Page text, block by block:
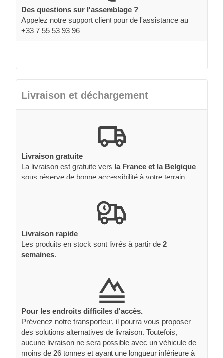
Des questions sur l'assemblage ?
Appelez notre support client pour de l'assistance au
+33 7 55 53 93 96
Livraison et déchargement
Livraison gratuite
La livraison est gratuite vers la France et la Belgique
sous réserve de bonne accessibilité à votre terrain.
Livraison rapide
Les produits en stock sont livrés à partir de 2
semaines.
Pour les endroits difficiles d'accès.
Prévenez notre transporteur, il pourra vous proposer
des solutions alternatives de livraison. Toutefois,
aucune livraison ne sera possible avec un véhicule de
moins de 26 tonnes et ayant une longueur inférieure à